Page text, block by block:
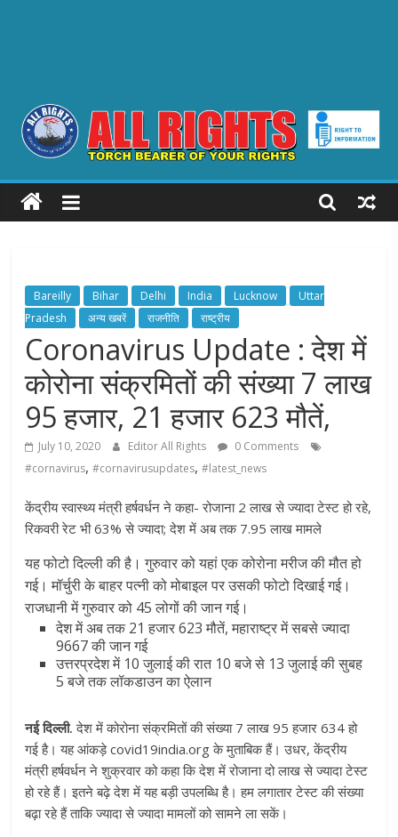
ALL
RIGHTS
Bearer
of
your
Rights
Bareilly Bihar Delhi India Lucknow
Uttar
Pradesh
अन्य खबरें राजनीति राष्ट्रीय
Coronavirus Update : देश में
कोरोना संक्रमितों की संख्या 7 लाख
95 हजार, 21 हजार 623 मौतें,
July 10, 2020 Editor All Rights
0 Comments
#cornavirus,#cornavirusupdates,#latest_news
केंद्रीय स्वास्थ्य मंत्री हर्षवर्धन ने कहा- रोजाना 2 लाख से ज्यादा टेस्ट हो रहे,
रिकवरी रेट भी 63% से ज्यादा; देश में अब तक 7.95 लाख मामले
यह फोटो दिल्ली की है। गुरुवार को यहां एक कोरोना मरीज की मौत हो
गई। मॉर्चुरी के बाहर पत्नी को मोबाइल पर उसकी फोटो दिखाई गई।
राजधानी में गुरुवार को 45 लोगों की जान गई।
देश में अब तक 21 हजार 623 मौतें, महाराष्ट्र में सबसे ज्यादा
9667 की जान गई
उत्तरप्रदेश में 10 जुलाई की रात 10 बजे से 13 जुलाई की सुबह
5 बजे तक लॉकडाउन का ऐलान
नई दिल्ली.देश में कोरोना संक्रमितों की संख्या 7 लाख 95 हजार 634 हो
गई है। यह आंकड़े covid19india.org के मुताबिक हैं। उधर, केंद्रीय
मंत्री हर्षवर्धन ने शुक्रवार को कहा कि देश में रोजाना दो लाख से ज्यादा टेस्ट
हो रहे हैं। इतने बढ़े देश में यह बड़ी उपलब्धि है। हम लगातार टेस्ट की संख्या
बढ़ा रहे हैं ताकि ज्यादा से ज्यादा मामलों को सामने ला सकें।